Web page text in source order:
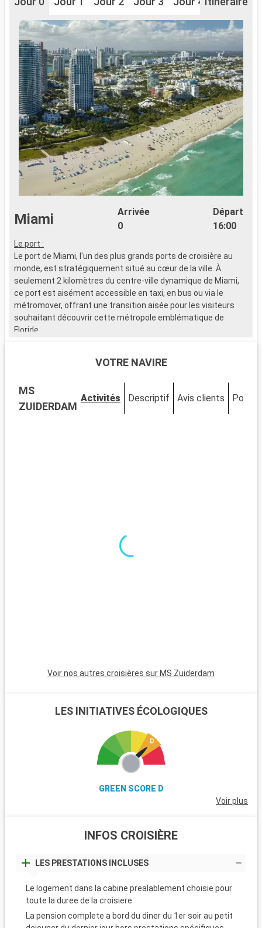
Miami
Arrivée
0
Départ
16:00
Le port :
Le port de Miami, l'un des plus grands ports de croisière au
monde, est stratégiquement situé au cœur de la ville. À
seulement 2 kilomètres du centre-ville dynamique de Miami,
ce port est aisément accessible en taxi, en bus ou via le
métromover, offrant une transition aisée pour les visiteurs
souhaitant découvrir cette métropole emblématique de
Floride.
Miami est un mélange vibrant de cultures, d'art et de plages.
fresques murales et ses galeries avant-gardistes. Le quartier
historique Art Déco de South Beach vous transporte dans les
années 1930 avec ses bâtiments colorés et son ambiance
couchers de soleil magnifiques. Les Bahamas, à proximité en
bateau, sont un paradis avec leurs plages de sable blanc. Pour
VOTRE NAVIRE
MS
ZUIDERDAM
Activités Descriptif Avis clients Ponts
Voir nos autres croisières sur MS Zuiderdam
LES INITIATIVES ÉCOLOGIQUES
GREEN SCORE D
Voir plus
INFOS CROISIÈRE
LES PRESTATIONS INCLUSES
Le logement dans la cabine prealablement choisie pour
toute la duree de la croisiere
La pension complete a bord du diner du 1er soir au petit